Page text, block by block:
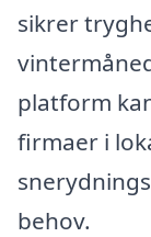
sikrer
platform
firmaer i
behov.